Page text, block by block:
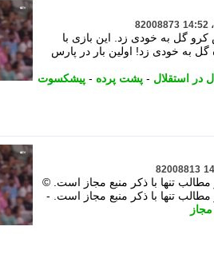
82008873
کرو گل به خودی زد. این بازی با
گل به خودی زد! اولین بار در پارس
در استقلال - پشت پرده - پیشکسوت
82008813
تنها با ذکر منبع مجاز است. ©
تنها با ذکر منبع مجاز است. -
مجاز